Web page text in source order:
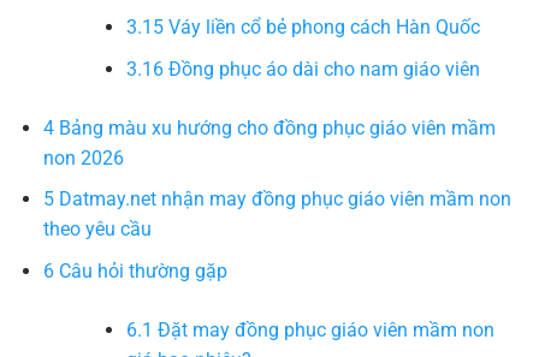
3.15Váy liền cổ bẻ phong cách Hàn Quốc
3.16Đồng phục áo dài cho nam giáo viên
4Bảng màu xu hướng cho đồng phục giáo viên mầm
non 2026
5Datmay.net nhận may đồng phục giáo viên mầm non
theo yêu cầu
6Câu hỏi thường gặp
6.1 Đặt may đồng phục giáo viên mầm non